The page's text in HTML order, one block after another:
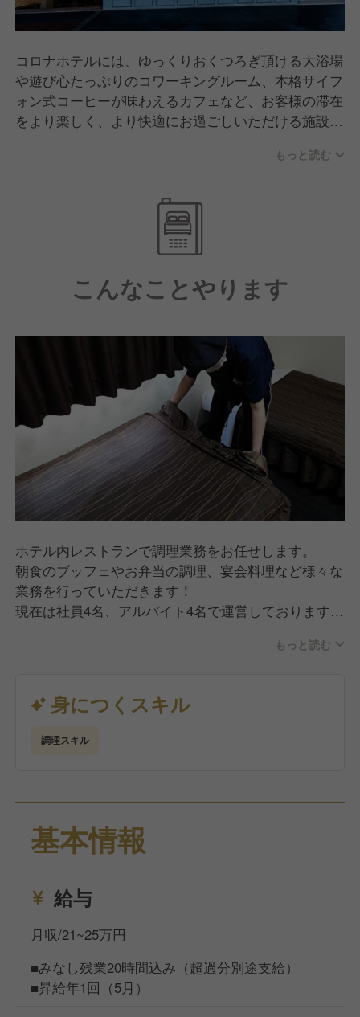
コロナホテルには、ゆっくりおくつろぎ頂ける大浴場
や遊び心たっぷりのコワーキングルーム、本格サイフ
ォン式コーヒーが味わえるカフェなど、お客様の滞在
をより楽しく、より快適にお過ごしいただける施設と
もっと読む
こんなことやります
ホテル内レストランで調理業務をお任せします。
朝食のブッフェやお弁当の調理、宴会料理など様々な
業務を行っていただきます！
現在は社員4名、アルバイト4名で運営しております。
もっと読む
身につくスキル
調理スキル
基本情報
給与
月収/21~25万円
■みなし残業20時間込み（超過分別途支給）
■昇給年1回（5月）